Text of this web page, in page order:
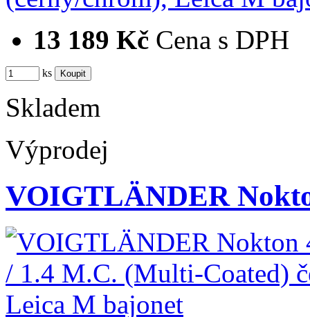
13 189 Kč Cena s DPH
ks
Skladem
Výprodej
VOIGTLÄNDER